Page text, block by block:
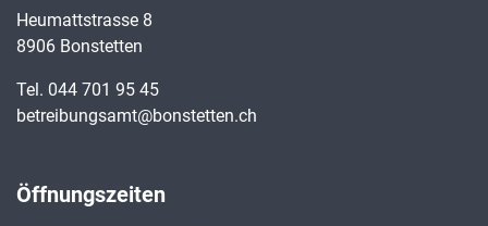
Heumattstrasse 8
8906 Bonstetten
Tel. 044 701 95 45
betreibungsamt@bonstetten.ch
Öffnungszeiten